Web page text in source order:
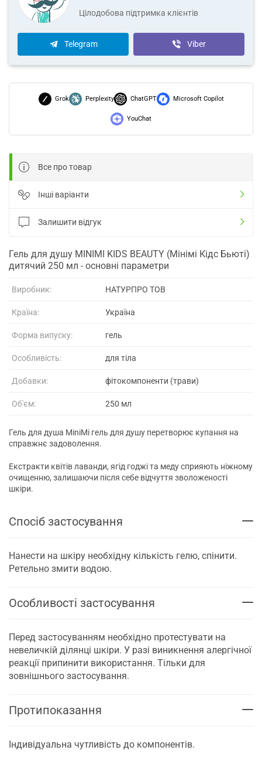
Цілодобова підтримка клієнтів
Telegram Viber
Grok Perplexity ChatGPT Microsoft Copilot
YouChat
Все про товар
Інші варіанти
Залишити відгук
Гель для душу MINIMI KIDS BEAUTY (Мінімі Кідс Бьюті)
дитячий 250 мл - основні параметри
Виробник: НАТУРПРО ТОВ
Країна: Україна
Форма випуску: гель
Особливість: для тіла
Добавки: фітокомпоненти (трави)
Об'єм: 250 мл
Гель для душа MiniMi гель для душу перетворює купання на
справжнє задоволення.
Екстракти квітів лаванди, ягід годжі та меду сприяють ніжному
очищенню, залишаючи після себе відчуття зволоженості
шкіри.
Спосіб застосування
Нанести на шкіру необхідну кількість гелю, спінити.
Ретельно змити водою.
Особливості застосування
Перед застосуванням необхідно протестувати на
невеличкій ділянці шкіри. У разі виникнення алергічної
реакції припинити використання. Тільки для
зовнішнього застосування.
Протипоказання
Індивідуальна чутливість до компонентів.